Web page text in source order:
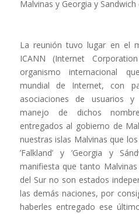
Malvinas y Georgia y Sandwich
La reunión tuvo lugar en el
ICANN (Internet
organismo internacional
mundial de Internet, con
asociaciones de usuarios
manejo de dichos
entregados al gobierno de
nuestras islas Malvinas que
’Falkland’ y ’Georgia y
manifiesta que tanto
del Sur no son estados
las demás naciones, por
haberles entregado ese